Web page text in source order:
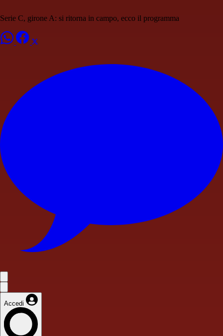
Serie C, girone A: si ritorna in campo, ecco il programma
Accedi